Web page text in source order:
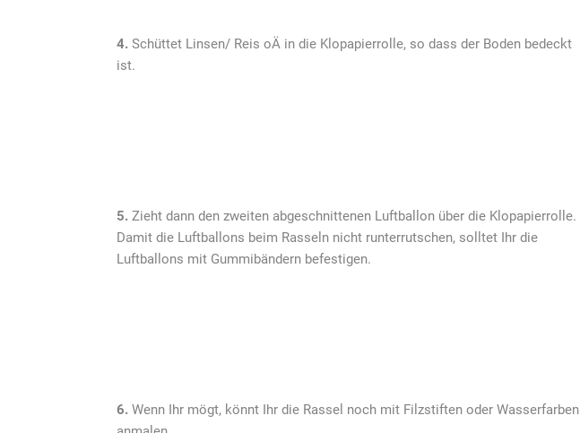
4. Schüttet Linsen/ Reis oÄ in die Klopapierrolle, so dass der Boden bedeckt
ist.
5. Zieht dann den zweiten abgeschnittenen Luftballon über die Klopapierrolle.
Damit die Luftballons beim Rasseln nicht runterrutschen, solltet Ihr die
Luftballons mit Gummibändern befestigen.
6. Wenn Ihr mögt, könnt Ihr die Rassel noch mit Filzstiften oder Wasserfarben